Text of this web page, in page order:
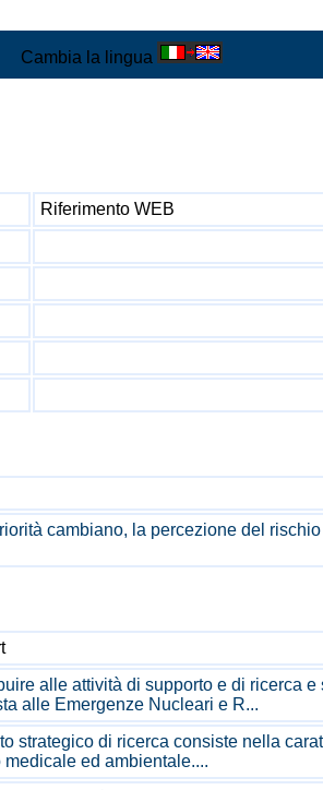
Cambia la lingua
Riferimento WEB
cambiano, la percezione del rischio
alle attività di supporto e di ricerca
alle Emergenze Nucleari e R...
strategico di ricerca consiste nella
medicale ed ambientale....